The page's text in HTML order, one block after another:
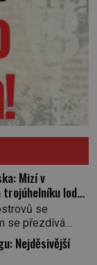
Mizí v
lodě
se
se přezdívá
se o lodích
podivných
Nejděsivější